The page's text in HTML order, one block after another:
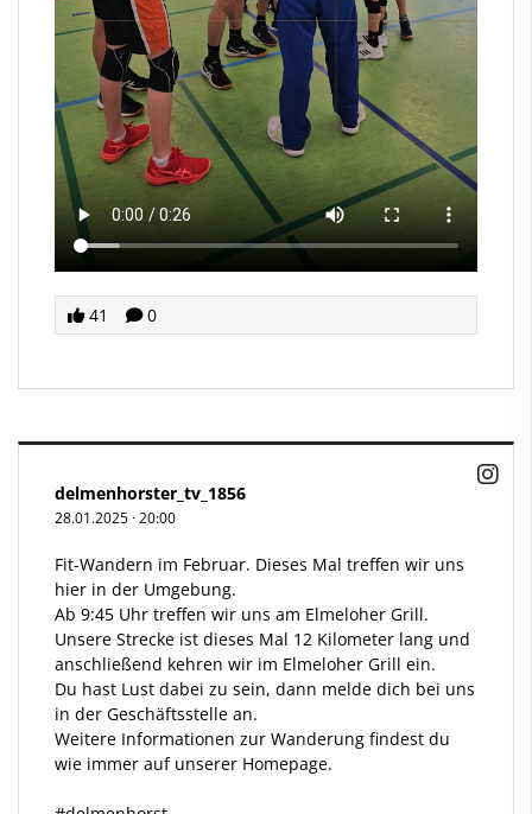
41 0
delmenhorster_tv_1856
28.01.2025 ·20:00
Fit-Wandern im Februar. Dieses Mal treffen wir uns
hier in der Umgebung.
Ab 9:45 Uhr treffen wir uns am Elmeloher Grill.
Unsere Strecke ist dieses Mal 12 Kilometer lang und
anschließend kehren wir im Elmeloher Grill ein.
Du hast Lust dabei zu sein, dann melde dich bei uns
in der Geschäftsstelle an.
Weitere Informationen zur Wanderung findest du
wie immer auf unserer Homepage.